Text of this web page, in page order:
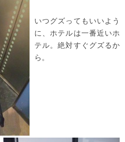
いつグズってもいいよう
に、ホテルは一番近いホ
テル。絶対すぐグズるか
ら。